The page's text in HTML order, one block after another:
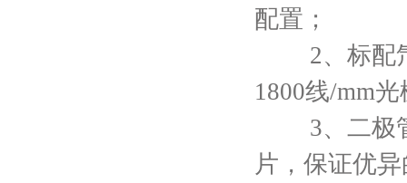
配置；
2、标配氘
1800线/mm
3、二极管
片，保证优